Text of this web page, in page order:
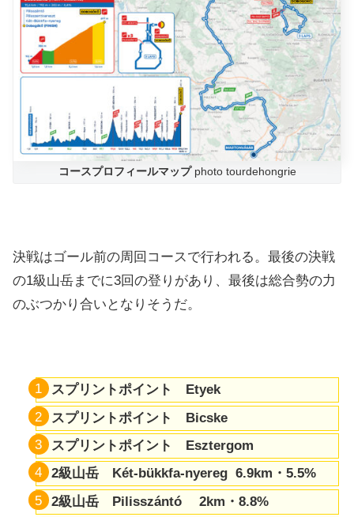
コースプロフィールマップphoto tourdehongrie
決戦はゴール前の周回コースで行われる。最後の決戦
の1級山岳までに3回の登りがあり、最後は総合勢の力
のぶつかり合いとなりそうだ。
スプリントポイント Etyek
スプリントポイント Bicske
スプリントポイント Esztergom
2級山岳 Két-bükkfa-nyereg 6.9km・5.5%
2級山岳 Pilisszántó 2km・8.8%